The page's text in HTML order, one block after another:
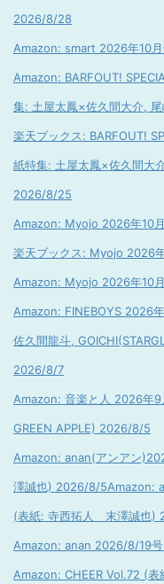
2026/8/28
Amazon: smart 2026年10
Amazon: BARFOUT!
集: 土屋太鳳×佐久間大介,
楽天ブックス: BARFOUT!
紙特集: 土屋太鳳×佐久間大
2026/8/25
Amazon: Myojo 2026年10
楽天ブックス: Myojo 2026
Amazon: Myojo 2026年10
Amazon: FINEBOYS 2026
佐久間龍斗,
2026/8/7
Amazon: 音楽と人 2026年9
GREEN APPLE) 2026/8/5
Amazon: anan(アンアン
澤誠也) 2026/8/5Amazon:
(表紙: 寺西拓人 末澤誠也)
Amazon: anan 2026/8/19
Amazon: CHEER Vol.72 (